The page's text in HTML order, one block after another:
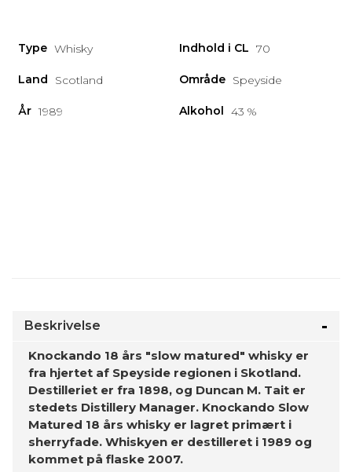
Type Whisky Indhold i CL 70
Land Scotland Område Speyside
År 1989 Alkohol 43 %
Beskrivelse
Knockando 18 års "slow matured" whisky er
fra hjertet af Speyside regionen i Skotland.
Destilleriet er fra 1898, og Duncan M. Tait er
stedets Distillery Manager. Knockando Slow
Matured 18 års whisky er lagret primært i
sherryfade. Whiskyen er destilleret i 1989 og
kommet på flaske 2007.